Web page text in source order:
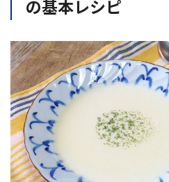
の基本レシピ